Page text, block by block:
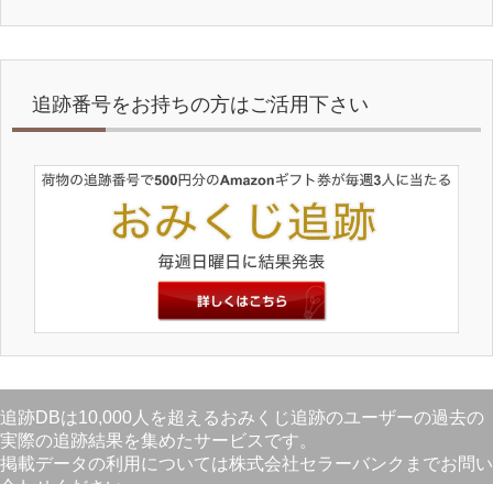
追跡番号をお持ちの方はご活用下さい
追跡DBは10,000人を超えるおみくじ追跡のユーザーの過去の
実際の追跡結果を集めたサービスです。
掲載データの利用については株式会社セラーバンクまでお問い